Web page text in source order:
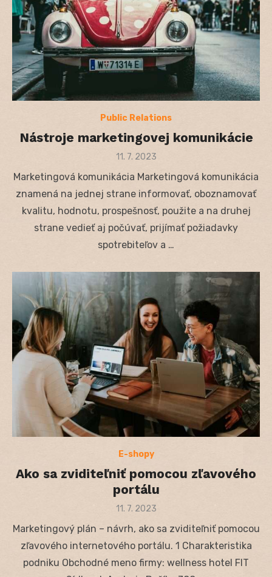
Public Relations
Nástroje marketingovej komunikácie
Posted
11. 7. 2023
Marketingová komunikácia Marketingová komunikácia
znamená na jednej strane informovať, oboznamovať
kvalitu, hodnotu, prospešnosť, použite a na druhej
strane vedieť aj počúvať, prijímať požiadavky
spotrebiteľov a …
E-shopy
Ako sa zviditeľniť pomocou zľavového
portálu
Posted
11. 7. 2023
Marketingový plán – návrh, ako sa zviditeľniť pomocou
zľavového internetového portálu. 1 Charakteristika
podniku Obchodné meno firmy: wellness hotel FIT